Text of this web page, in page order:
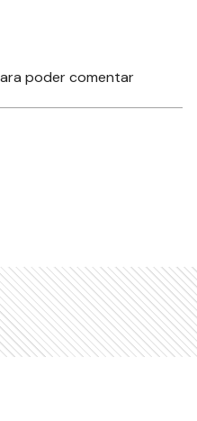
poder comentar